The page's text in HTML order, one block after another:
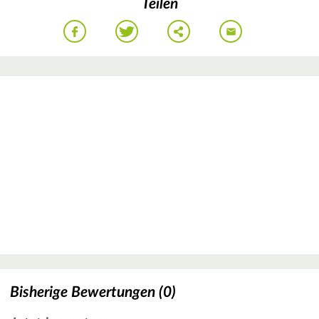
Teilen
Bisherige Bewertungen (0)